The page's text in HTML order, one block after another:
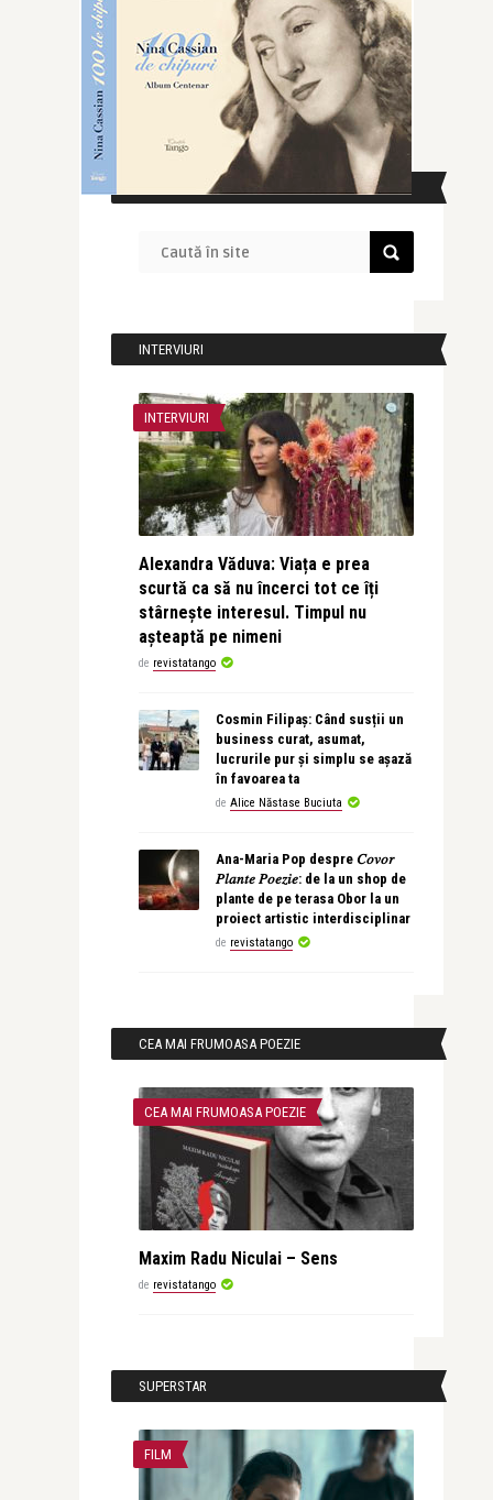
CAUTĂ ÎN SITE
INTERVIURI
INTERVIURI
Alexandra Văduva: Viața e prea
scurtă ca să nu încerci tot ce îți
stârnește interesul. Timpul nu
așteaptă pe nimeni
de revistatango
Cosmin Filipaș: Când susții un
business curat, asumat,
lucrurile pur și simplu se așază
în favoarea ta
de Alice Năstase Buciuta
Ana-Maria Pop despre 𝐶𝑜𝑣𝑜𝑟
𝑃𝑙𝑎𝑛𝑡𝑒 𝑃𝑜𝑒𝑧𝑖𝑒: de la un shop de
plante de pe terasa Obor la un
proiect artistic interdisciplinar
de revistatango
CEA MAI FRUMOASA POEZIE
CEA MAI FRUMOASA POEZIE
Maxim Radu Niculai – Sens
de revistatango
SUPERSTAR
FILM